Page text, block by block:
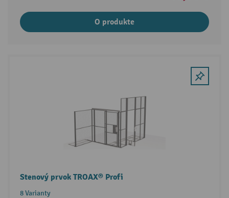
O produkte
Stenový prvok TROAX® Profi
8 Varianty